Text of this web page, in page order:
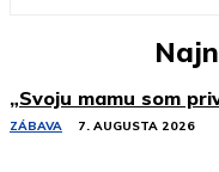
„Svoju mamu som
ZÁBAVA 7. AUGUSTA 2026